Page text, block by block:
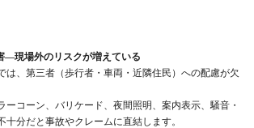
—現場外のリスクが増えている
は、第三者（歩行者・車両・近隣住民）への配慮が欠
ーコーン、バリケード、夜間照明、案内表示、騒音・
分だと事故やクレームに直結します。